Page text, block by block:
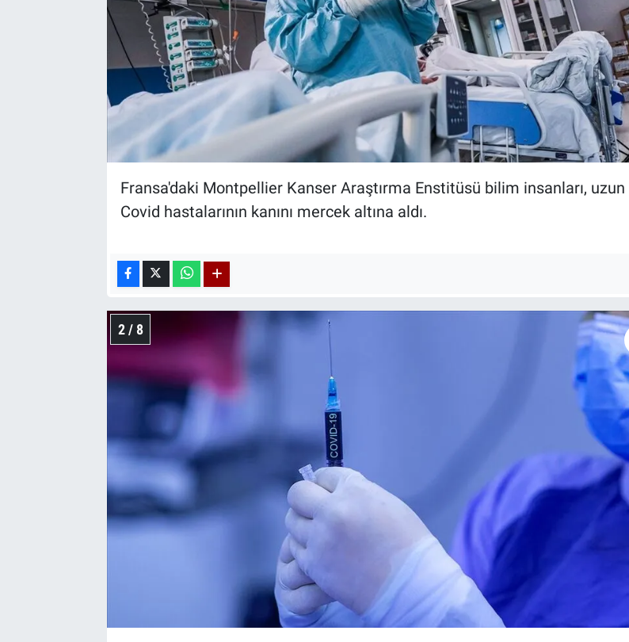
Fransa'daki Montpellier Kanser Araştırma Enstitüsü bilim insanları, uzun
Covid hastalarının kanını mercek altına aldı.
2 / 8